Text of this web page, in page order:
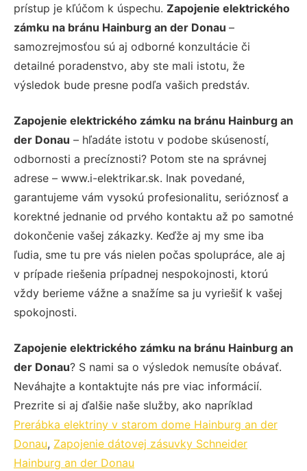
prístup je kľúčom k úspechu. Zapojenie elektrického
zámku na bránu Hainburg an der Donau –
samozrejmosťou sú aj odborné konzultácie či
detailné poradenstvo, aby ste mali istotu, že
výsledok bude presne podľa vašich predstáv.
Zapojenie elektrického zámku na bránu Hainburg an
der Donau – hľadáte istotu v podobe skúseností,
odbornosti a precíznosti? Potom ste na správnej
adrese – www.i-elektrikar.sk. Inak povedané,
garantujeme vám vysokú profesionalitu, serióznosť a
korektné jednanie od prvého kontaktu až po samotné
dokončenie vašej zákazky. Keďže aj my sme iba
ľudia, sme tu pre vás nielen počas spolupráce, ale aj
v prípade riešenia prípadnej nespokojnosti, ktorú
vždy berieme vážne a snažíme sa ju vyriešiť k vašej
spokojnosti.
Zapojenie elektrického zámku na bránu Hainburg an
der Donau? S nami sa o výsledok nemusíte obávať.
Neváhajte a kontaktujte nás pre viac informácií.
Prezrite si aj ďalšie naše služby, ako napríklad
Prerábka elektriny v starom dome Hainburg an der
Donau, Zapojenie dátovej zásuvky Schneider
Hainburg an der Donau